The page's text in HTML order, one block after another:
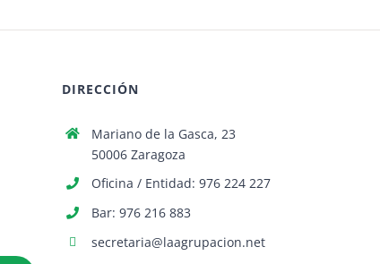
DIRECCIÓN
Mariano de la Gasca, 23
50006 Zaragoza
Oficina / Entidad: 976 224 227
Bar: 976 216 883
secretaria@laagrupacion.net